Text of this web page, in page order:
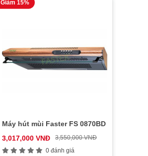
Giảm 15%
Máy hút mùi Faster FS 0870BD
3,017,000 VNĐ
3,550,000 VNĐ
0 đánh giá